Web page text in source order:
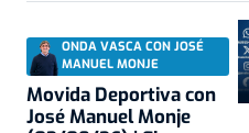
ONDA VASCA CON JOSÉ
MANUEL MONJE
Movida Deportiva con
José Manuel Monje